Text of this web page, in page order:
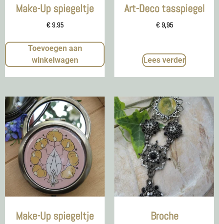
Make-Up spiegeltje
€9,95
Toevoegen aan
winkelwagen
Art-Deco tasspiegel
€9,95
Lees verder
Make-Up spiegeltje Broche